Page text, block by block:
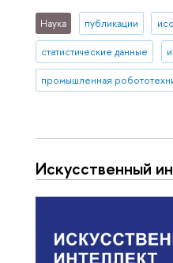
Наука публикации
статистические данные
промышленная
Искусственный